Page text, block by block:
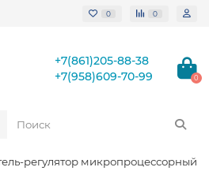
0 0
+7(861)205-88-38
+7(958)609-70-99
0
регулятор микропроцессорный